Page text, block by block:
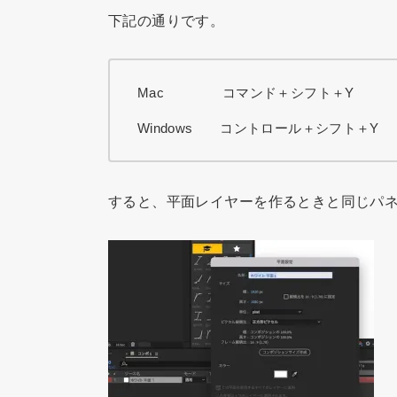
下記の通りです。
Mac コマンド＋シフト＋Y
Windows コントロール＋シフト＋Y
すると、平面レイヤーを作るときと同じパ